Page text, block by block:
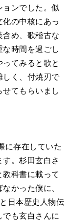
ョンでした。似
の中核にあっ
め、歌稽古な
時間を過ごし
てみると歌と
く、付焼刃で
てもらいまし
に存在していた
。杉田玄白さ
科書に載って
かった僕に、
日本歴史人物伝
も玄白さんに